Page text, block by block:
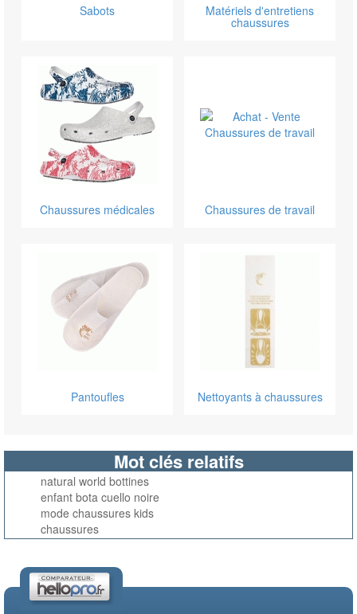
Sabots Matériels d'entretiens
chaussures
Chaussures médicales Chaussures de travail
Pantoufles Nettoyants à chaussures
Mot clés relatifs
natural world bottines
enfant bota cuello noire
mode chaussures kids
chaussures